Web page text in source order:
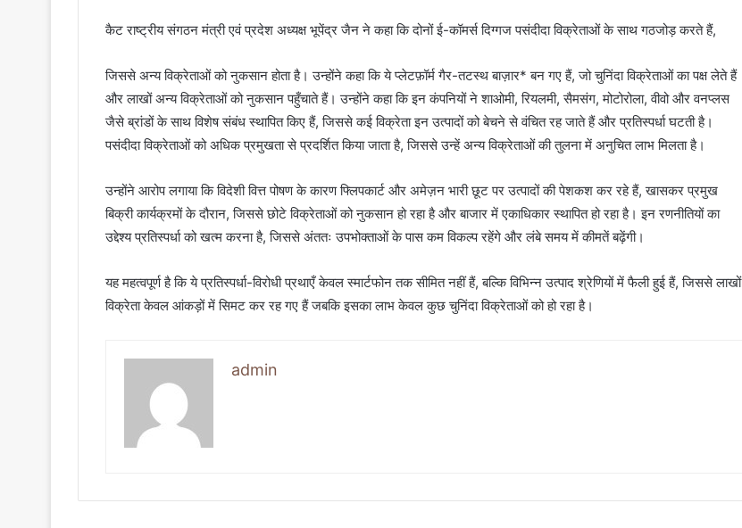
कैट राष्ट्रीय संगठन मंत्री एवं प्रदेश अध्यक्ष भूपेंद्र जैन ने कहा कि दोनों ई-कॉमर्स दिग्गज पसंदीदा विक्रेताओं के साथ गठजोड़ करते हैं,
जिससे अन्य विक्रेताओं को नुकसान होता है। उन्होंने कहा कि ये प्लेटफ़ॉर्म गैर-तटस्थ बाज़ार* बन गए हैं, जो चुनिंदा विक्रेताओं का पक्ष लेते हैं
और लाखों अन्य विक्रेताओं को नुकसान पहुँचाते हैं। उन्होंने कहा कि इन कंपनियों ने शाओमी, रियलमी, सैमसंग, मोटोरोला, वीवो और वनप्लस
जैसे ब्रांडों के साथ विशेष संबंध स्थापित किए हैं, जिससे कई विक्रेता इन उत्पादों को बेचने से वंचित रह जाते हैं और प्रतिस्पर्धा घटती है।
पसंदीदा विक्रेताओं को अधिक प्रमुखता से प्रदर्शित किया जाता है, जिससे उन्हें अन्य विक्रेताओं की तुलना में अनुचित लाभ मिलता है।
उन्होंने आरोप लगाया कि विदेशी वित्त पोषण के कारण फ्लिपकार्ट और अमेज़न भारी छूट पर उत्पादों की पेशकश कर रहे हैं, खासकर प्रमुख
बिक्री कार्यक्रमों के दौरान, जिससे छोटे विक्रेताओं को नुकसान हो रहा है और बाजार में एकाधिकार स्थापित हो रहा है। इन रणनीतियों का
उद्देश्य प्रतिस्पर्धा को खत्म करना है, जिससे अंततः उपभोक्ताओं के पास कम विकल्प रहेंगे और लंबे समय में कीमतें बढ़ेंगी।
यह महत्वपूर्ण है कि ये प्रतिस्पर्धा-विरोधी प्रथाएँ केवल स्मार्टफोन तक सीमित नहीं हैं, बल्कि विभिन्न उत्पाद श्रेणियों में फैली हुई हैं, जिससे लाखों
विक्रेता केवल आंकड़ों में सिमट कर रह गए हैं जबकि इसका लाभ केवल कुछ चुनिंदा विक्रेताओं को हो रहा है।
admin